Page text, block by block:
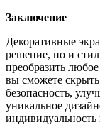
Заключение
Декоративные
решение, но и
преобразить
вы сможете
безопасность,
уникальное